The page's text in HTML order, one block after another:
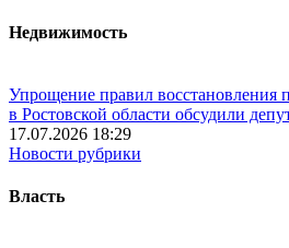
Недвижимость
Упрощение правил восстановления
в Ростовской области обсудили
17.07.2026 18:29
Новости рубрики
Власть